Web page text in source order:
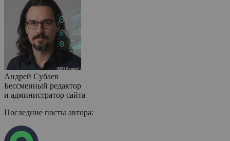
Андрей Субаев
Бессменный редактор
и администратор сайта
Последние посты автора: